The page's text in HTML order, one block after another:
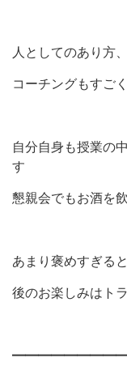
人としてのあり方
コーチングもすご
自分自身も授業の
す
懇親会でもお酒を
あまり褒めすぎる
後のお楽しみはト